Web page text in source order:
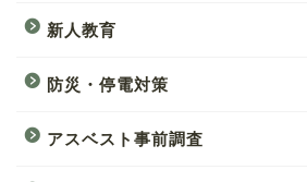
新人教育
防災・停電対策
アスベスト事前調査